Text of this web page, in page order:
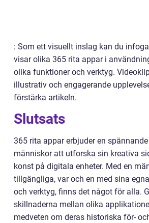
: Som ett visuellt inslag kan du
visar olika 365 rita appar i
olika funktioner och verktyg.
illustrativ och engagerande
förstärka artikeln.
Slutsats
365 rita appar erbjuder en
människor att utforska sin kreativa
konst på digitala enheter. Med en
tillgängliga, var och en med sina
och verktyg, finns det något för alla.
skillnaderna mellan olika
medveten om deras historiska för-